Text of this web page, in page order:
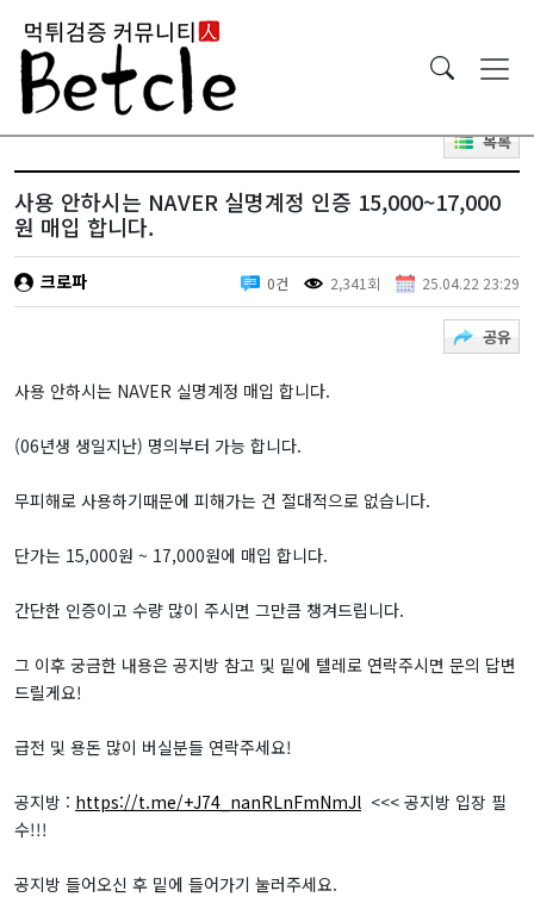
목록
사용 안하시는 NAVER 실명계정 인증 15,000~17,000
원 매입 합니다.
크로파 0건 2,341회 25.04.22 23:29
공유
사용 안하시는 NAVER 실명계정 매입 합니다.
(06년생 생일지난) 명의부터 가능 합니다.
무피해로 사용하기때문에 피해가는 건 절대적으로 없습니다.
단가는 15,000원 ~ 17,000원에 매입 합니다.
간단한 인증이고 수량 많이 주시면 그만큼 챙겨드립니다.
그 이후 궁금한 내용은 공지방 참고 및 밑에 텔레로 연락주시면 문의 답변
드릴게요!
급전 및 용돈 많이 버실분들 연락주세요!
공지방 : https://t.me/+J74_nanRLnFmNmJl <<< 공지방 입장 필
수!!!
공지방 들어오신 후 밑에 들어가기 눌러주세요.